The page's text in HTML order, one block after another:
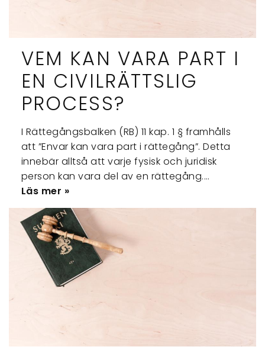
VEM KAN VARA PART I
EN CIVILRÄTTSLIG
PROCESS?
I Rättegångsbalken (RB) 11 kap. 1 § framhålls
att ”Envar kan vara part i rättegång”. Detta
innebär alltså att varje fysisk och juridisk
person kan vara del av en rättegång.…
Läs mer »